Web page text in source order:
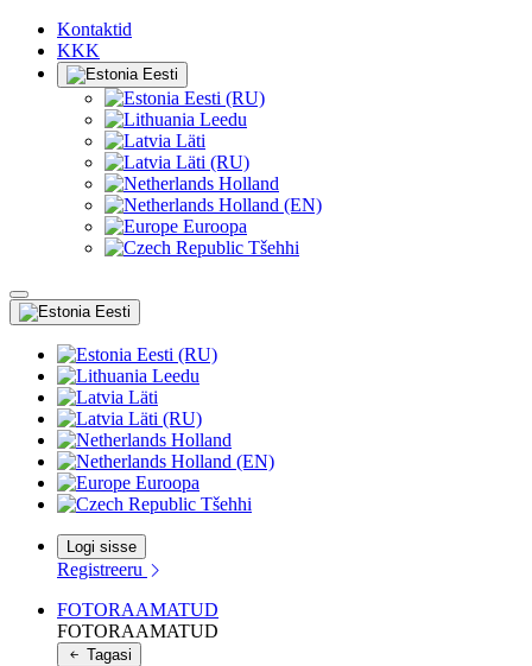
Kontaktid
KKK
Eesti
Eesti (RU)
Leedu
Läti
Läti (RU)
Holland
Holland (EN)
Euroopa
Tšehhi
Eesti
Eesti (RU)
Leedu
Läti
Läti (RU)
Holland
Holland (EN)
Euroopa
Tšehhi
Logi sisse
Registreeru
FOTORAAMATUD
FOTORAAMATUD
Tagasi